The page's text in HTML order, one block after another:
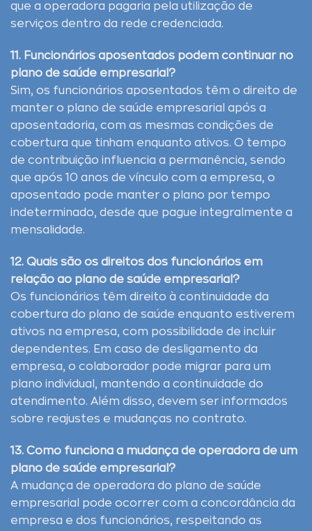
que a operadora pagaria pela utilização de
serviços dentro da rede credenciada.
11. Funcionários aposentados podem continuar no
plano de saúde empresarial?
Sim, os funcionários aposentados têm o direito de
manter o plano de saúde empresarial após a
aposentadoria, com as mesmas condições de
cobertura que tinham enquanto ativos. O tempo
de contribuição influencia a permanência, sendo
que após 10 anos de vínculo com a empresa, o
aposentado pode manter o plano por tempo
indeterminado, desde que pague integralmente a
mensalidade.
12. Quais são os direitos dos funcionários em
relação ao plano de saúde empresarial?
Os funcionários têm direito à continuidade da
cobertura do plano de saúde enquanto estiverem
ativos na empresa, com possibilidade de incluir
dependentes. Em caso de desligamento da
empresa, o colaborador pode migrar para um
plano individual, mantendo a continuidade do
atendimento. Além disso, devem ser informados
sobre reajustes e mudanças no contrato.
13. Como funciona a mudança de operadora de um
plano de saúde empresarial?
A mudança de operadora do plano de saúde
empresarial pode ocorrer com a concordância da
empresa e dos funcionários, respeitando as